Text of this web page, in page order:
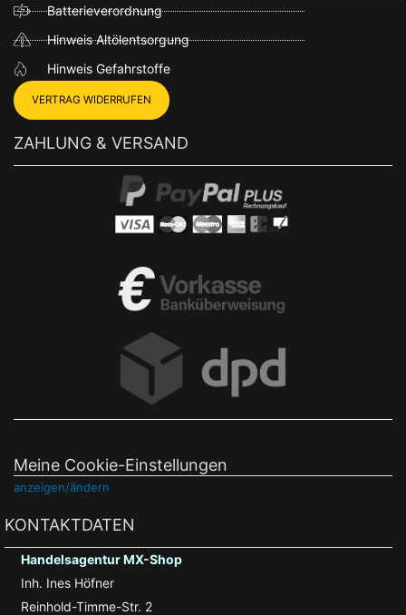
Batterieverordnung
Hinweis Altölentsorgung
Hinweis Gefahrstoffe
VERTRAG WIDERRUFEN
ZAHLUNG & VERSAND
Meine Cookie-Einstellungen
anzeigen/ändern
KONTAKTDATEN
Handelsagentur MX-Shop
Inh. Ines Höfner
Reinhold-Timme-Str. 2